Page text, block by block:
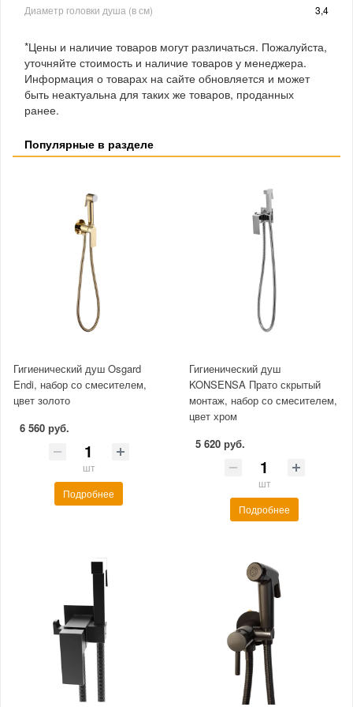
Диаметр головки душа (в см)
3,4
*Цены и наличие товаров могут различаться. Пожалуйста,
уточняйте стоимость и наличие товаров у менеджера.
Информация о товарах на сайте обновляется и может
быть неактуальна для таких же товаров, проданных
ранее.
Популярные в разделе
Гигиенический душ Osgard
Endi, набор со смесителем,
цвет золото
6 560 руб.
шт
Подробнее
Гигиенический душ
KONSENSA Прато скрытый
монтаж, набор со смесителем,
цвет хром
5 620 руб.
шт
Подробнее